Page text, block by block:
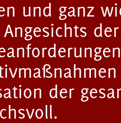
und ganz
der